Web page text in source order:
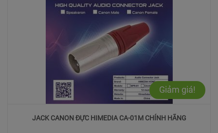
Giảm giá!
JACK CANON ĐỰC HIMEDIA CA-01M CHÍNH HÃNG